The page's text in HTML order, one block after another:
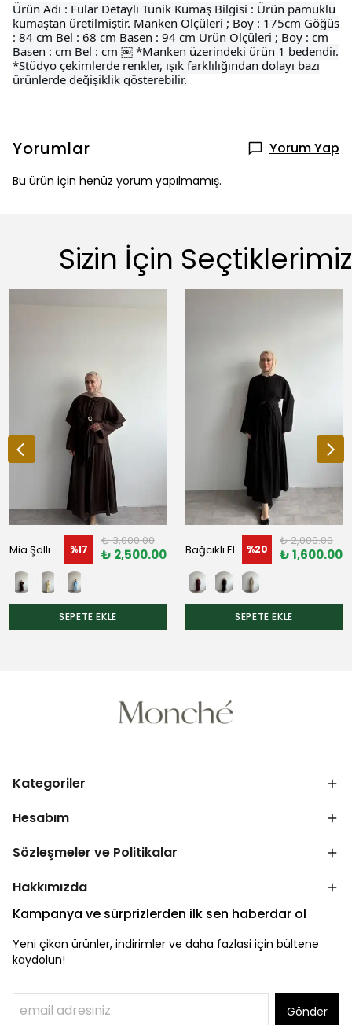
Ürün Adı : Fular Detaylı Tunik Kumaş Bilgisi : Ürün pamuklu
kumaştan üretilmiştir. Manken Ölçüleri ; Boy : 175cm Göğüs
: 84 cm Bel : 68 cm Basen : 94 cm Ürün Ölçüleri ; Boy : cm
Basen : cm Bel : cm ￼ *Manken üzerindeki ürün 1 bedendir.
*Stüdyo çekimlerde renkler, ışık farklılığından dolayı bazı
ürünlerde değişiklik gösterebilir.
Yorumlar Yorum Yap
Bu ürün için henüz yorum yapılmamış.
Sizin İçin Seçtiklerimiz
Mia Şallı Üçlü Takım %17
₺ 3,000.00
₺ 2,500.00
SEPETE EKLE
Bağcıklı Elbise %20
₺ 2,000.00
₺ 1,600.00
SEPETE EKLE
Kategoriler
Hesabım
Sözleşmeler ve Politikalar
Hakkımızda
Kampanya ve sürprizlerden ilk sen haberdar ol
Yeni çikan ürünler, indirimler ve daha fazlasi için bültene
kaydolun!
Gönder